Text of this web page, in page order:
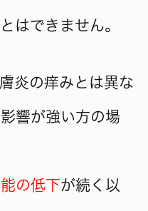
はできません。
炎の痒みとは異な
響が強い方の場
の低下が続く以